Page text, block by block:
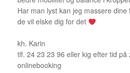
Har man lyst kan jeg massere
de vil elske dig for det
kh. Karin
tlf. 24 23 23 96 eller kig efter tid på
onlinebooking